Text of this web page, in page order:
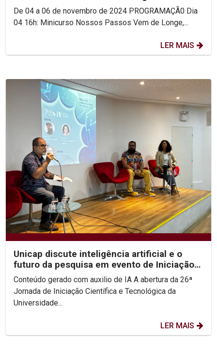
De 04 a 06 de novembro de 2024 PROGRAMAÇÃ0 Dia
04 16h: Minicurso Nossos Passos Vem de Longe,...
LER MAIS
Unicap discute inteligência artificial e o
futuro da pesquisa em evento de Iniciação
Científica
Conteúdo gerado com auxilio de IA A abertura da 26ª
Jornada de Iniciação Científica e Tecnológica da
Universidade...
LER MAIS